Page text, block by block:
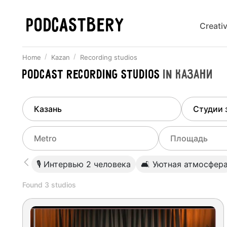
PODCASTBERY
Home Kazan Recording studios
Podcast recording studios in Казани
Finded
Kazan
Select city
Do not specify
All
Select metro
Do not specify
Авиастроительная(Центральная)
Select a range
🎙 Интервью 2 человека 🛋 Уютная атмосфера
Found 3 studios